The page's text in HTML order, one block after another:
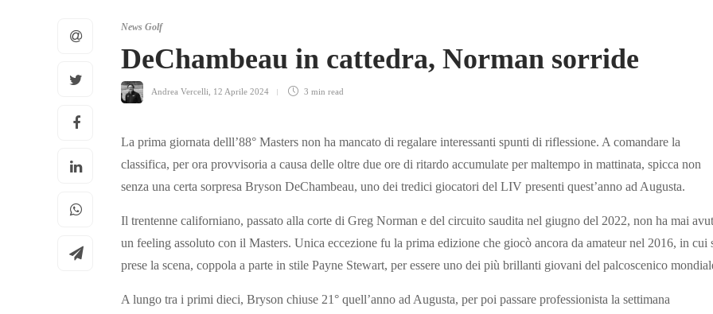
News Golf
DeChambeau in cattedra, Norman sorride
Andrea Vercelli 12 Aprile 2024 3 min read
La prima giornata delll’88° Masters non ha mancato di regalare interessanti spunti di riflessione. A comandare la
classifica, per ora provvisoria a causa delle oltre due ore di ritardo accumulate per maltempo in mattinata, spicca non
senza una certa sorpresa Bryson DeChambeau, uno dei tredici giocatori del LIV presenti quest’anno ad Augusta.
Il trentenne californiano, passato alla corte di Greg Norman e del circuito saudita nel giugno del 2022, non ha mai
un feeling assoluto con il Masters. Unica eccezione fu la prima edizione che giocò ancora da amateur nel 2016, in cui
prese la scena, coppola a parte in stile Payne Stewart, per essere uno dei più brillanti giovani del palcoscenico
A lungo tra i primi dieci, Bryson chiuse 21° quell’anno ad Augusta, per poi passare professionista la settimana